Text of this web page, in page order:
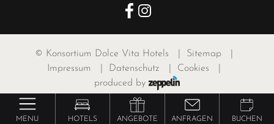
MENU HOTELS ANGEBOTE ANFRAGEN BUCHEN
© Konsortium Dolce Vita Hotels Sitemap
Impressum
Datenschutz Cookies
produced by